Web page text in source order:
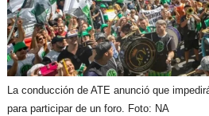
La conducción de ATE anunció que
para participar de un foro. Foto: NA